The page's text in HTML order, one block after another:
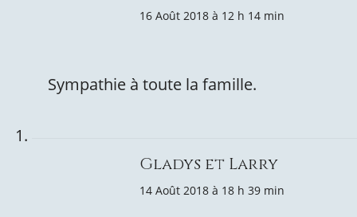
16 Août 2018 à 12 h 14 min
Sympathie à toute la famille.
Gladys et Larry
14 Août 2018 à 18 h 39 min